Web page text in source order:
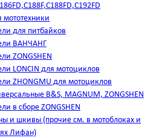
мототехники
для питбайков
ВАНЧАНГ
ZONGSHEN
LONCIN для мотоциклов
ZHONGMU для мотоциклов
B&S, MAGNUM, ZONGSHEN
в сборе ZONGSHEN
и шкивы (прочие см. в мотоблоках и
Лифан)